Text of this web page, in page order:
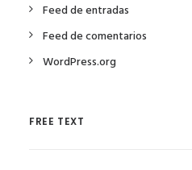
Feed de entradas
Feed de comentarios
WordPress.org
FREE TEXT